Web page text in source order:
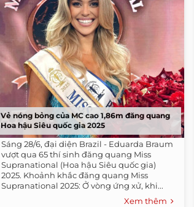
Vẻ nóng bỏng của MC cao 1,86m đăng quang
Hoa hậu Siêu quốc gia 2025
Sáng 28/6, đại diện Brazil - Eduarda Braum
vượt qua 65 thí sinh đăng quang Miss
Supranational (Hoa hậu Siêu quốc gia)
2025. Khoảnh khắc đăng quang Miss
Supranational 2025: Ở vòng ứng xử, khi...
Xem thêm